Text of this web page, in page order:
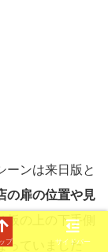
ーンは来日版と
の扉の位置や見
の上の下手側
っていました
プ サイドバー